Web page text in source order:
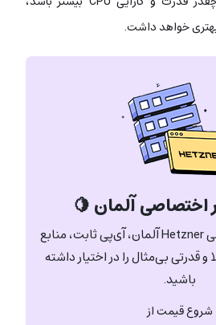
خواهد داشت.
اختصاصی آلمان 🍋
با خرید سرور اختصاصی Hetzner آلمان، آی‌پی ثابت، منابع
قدرتی بی‌مثال را در اختیار داشته
باشید.
شروع قیمت از